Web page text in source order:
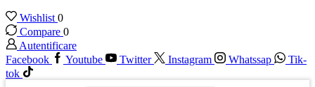
Wishlist 0
Compare 0
Autentificare
Facebook
Youtube Twitter Instagram Whatssap
Tik-
tok